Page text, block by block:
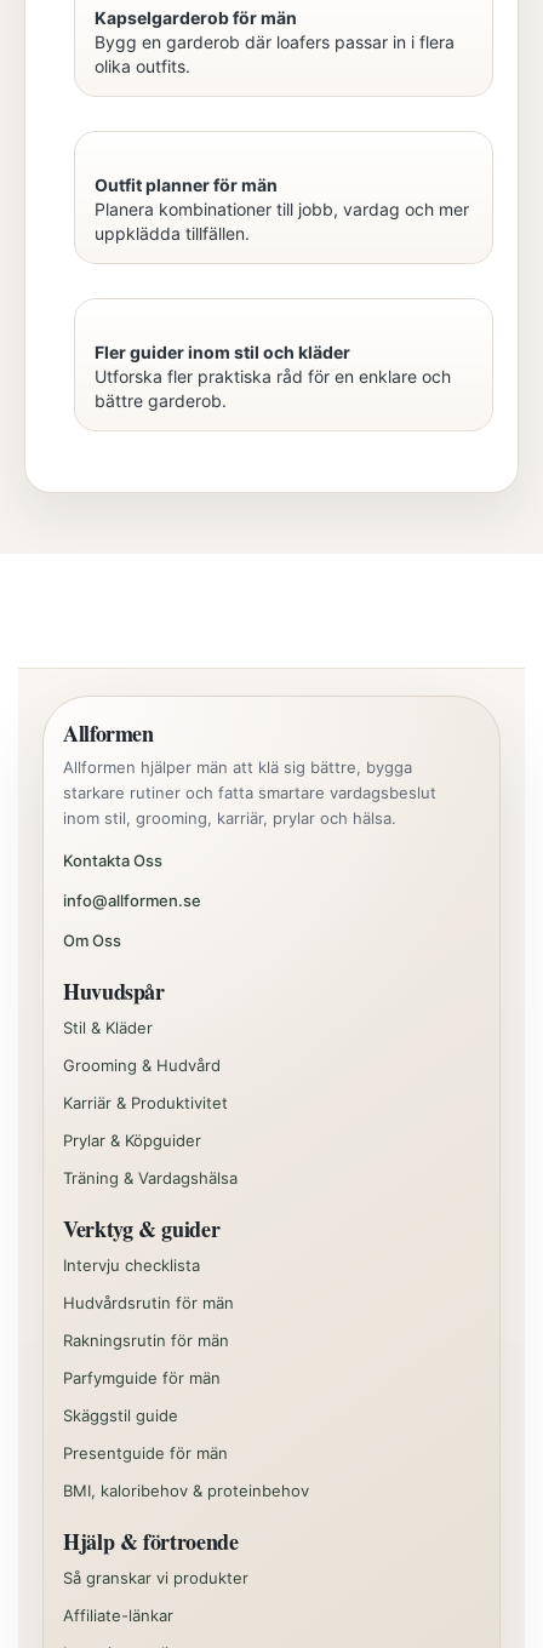
Kapselgarderob för män
Bygg en garderob där loafers passar in i flera
olika outfits.
Outfit planner för män
Planera kombinationer till jobb, vardag och mer
uppklädda tillfällen.
Fler guider inom stil och kläder
Utforska fler praktiska råd för en enklare och
bättre garderob.
Allformen
Allformen hjälper män att klä sig bättre, bygga
starkare rutiner och fatta smartare vardagsbeslut
inom stil, grooming, karriär, prylar och hälsa.
Kontakta Oss
info@allformen.se
Om Oss
Huvudspår
Stil & Kläder
Grooming & Hudvård
Karriär & Produktivitet
Prylar & Köpguider
Träning & Vardagshälsa
Verktyg & guider
Intervju checklista
Hudvårdsrutin för män
Rakningsrutin för män
Parfymguide för män
Skäggstil guide
Presentguide för män
BMI, kaloribehov & proteinbehov
Hjälp & förtroende
Så granskar vi produkter
Affiliate-länkar